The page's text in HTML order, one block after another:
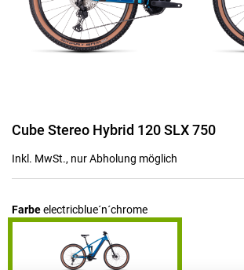
Zum
der
Cube Stereo Hybrid 120 SLX 750
Inkl. MwSt., nur Abholung möglich
Farbeelectricblue´n´chrome